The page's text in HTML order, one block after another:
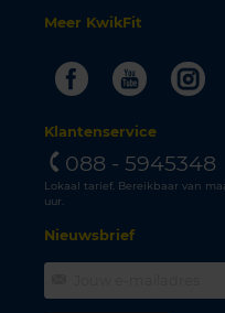
Meer KwikFit
Facebook
Klantenservice
088 - 5945348
Lokaal tarief. Bereikbaar van
uur.
Nieuwsbrief